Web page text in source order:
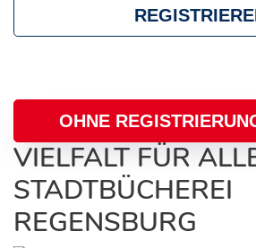
OHNE
VIELFALT FÜR
STADTBÜCHEREI
REGENSBURG